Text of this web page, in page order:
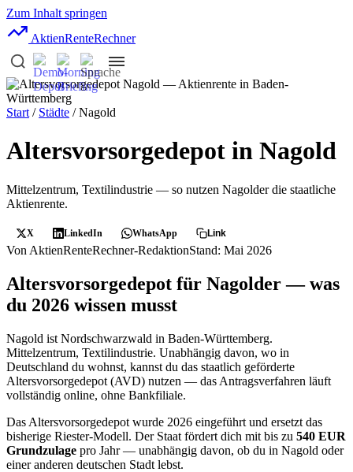
Zum Inhalt springen
AktienRenteRechner
Start / Städte / Nagold
Altersvorsorgedepot in Nagold
Mittelzentrum, Textilindustrie — so nutzen Nagolder die staatliche
Aktienrente.
X LinkedIn WhatsApp Link
Von AktienRenteRechner-RedaktionStand: Mai 2026
Altersvorsorgedepot für Nagolder — was
du 2026 wissen musst
Nagold ist Nordschwarzwald in Baden-Württemberg.
Mittelzentrum, Textilindustrie. Unabhängig davon, wo in
Deutschland du wohnst, kannst du das staatlich geförderte
Altersvorsorgedepot (AVD) nutzen — das Antragsverfahren läuft
vollständig online, ohne Bankfiliale.
Das Altersvorsorgedepot wurde 2026 eingeführt und ersetzt das
bisherige Riester-Modell. Der Staat fördert dich mit bis zu 540 EUR
Grundzulage pro Jahr — unabhängig davon, ob du in Nagold oder
einer anderen deutschen Stadt lebst.